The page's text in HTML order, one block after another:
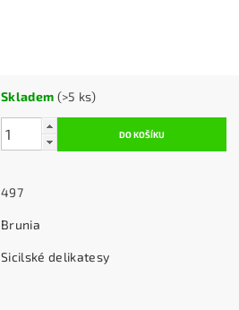
Skladem (>5 ks)
497
Brunia
Sicilské delikatesy